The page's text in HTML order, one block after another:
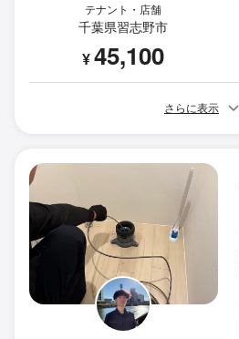
テナント・店舗
千葉県習志野市
¥45,100
さらに表示